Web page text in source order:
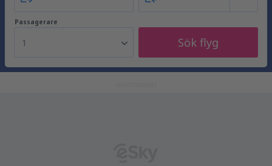
Passagerare
1 Sök flyg